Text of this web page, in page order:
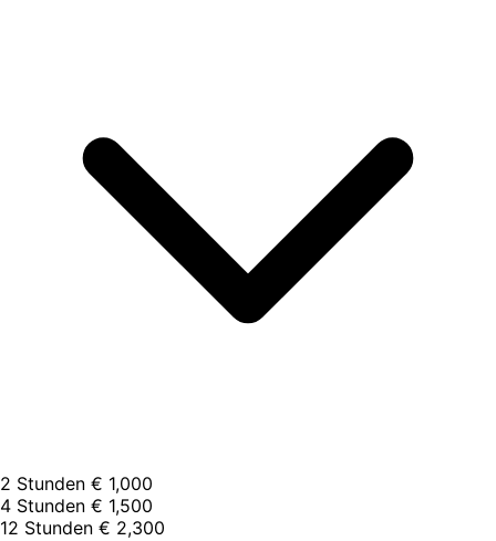
2 Stunden € 1,000
4 Stunden € 1,500
12 Stunden € 2,300